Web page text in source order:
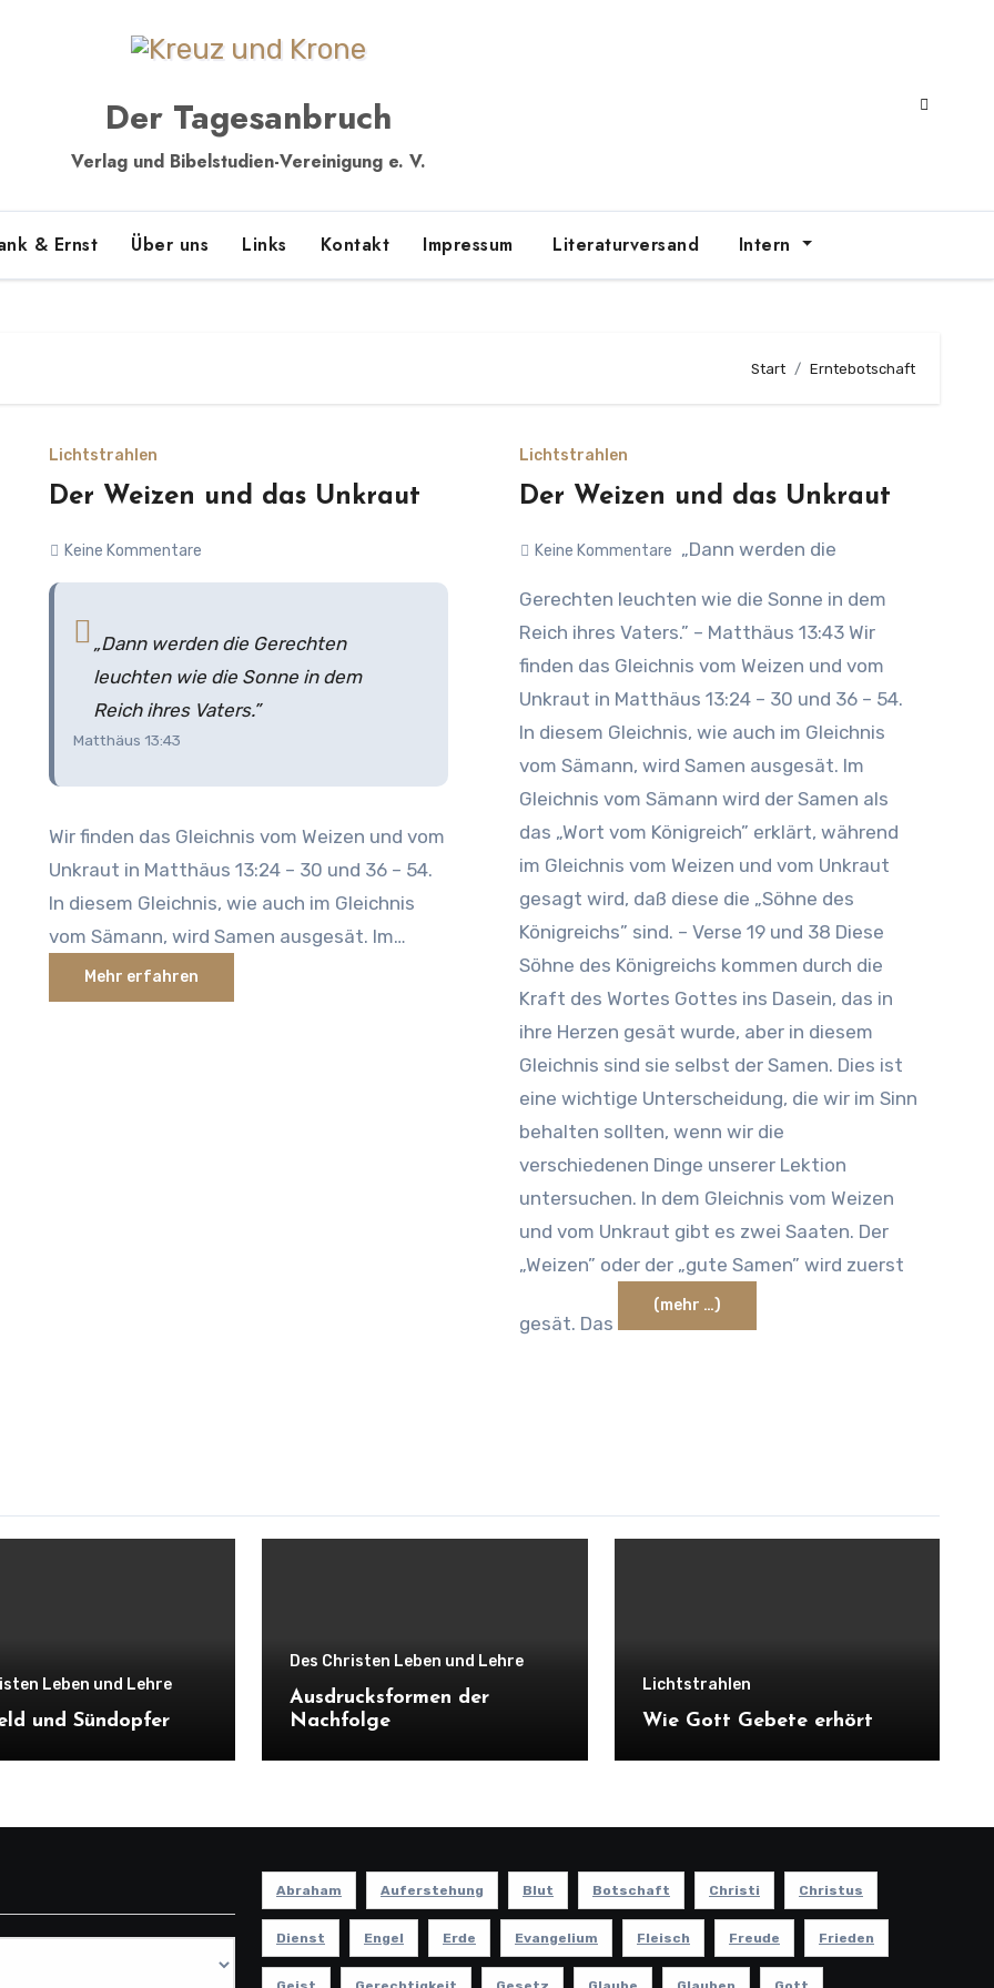
Der Tagesanbruch
Verlag und Bibelstudien-Vereinigung e. V.
& Ernst Über uns Links Kontakt Impressum Literaturversand Intern
Start Erntebotschaft
Lichtstrahlen
Der Weizen und das Unkraut
Keine Kommentare
„Dann werden die Gerechten
leuchten wie die Sonne in dem
Reich ihres Vaters.”
Matthäus 13:43
Wir finden das Gleichnis vom Weizen und vom
Unkraut in Matthäus 13:24 – 30 und 36 – 54.
In diesem Gleichnis, wie auch im Gleichnis
vom Sämann, wird Samen ausgesät. Im
Gleichnis vom Sämann wird der Samen als
das „Wort vom Königreich” erklärt, während
Mehr erfahren
Lichtstrahlen
Der Weizen und das Unkraut
Keine Kommentare „Dann werden die
Gerechten leuchten wie die Sonne in dem
Reich ihres Vaters.” – Matthäus 13:43 Wir
finden das Gleichnis vom Weizen und vom
Unkraut in Matthäus 13:24 – 30 und 36 – 54.
In diesem Gleichnis, wie auch im Gleichnis
vom Sämann, wird Samen ausgesät. Im
Gleichnis vom Sämann wird der Samen als
das „Wort vom Königreich” erklärt, während
im Gleichnis vom Weizen und vom Unkraut
gesagt wird, daß diese die „Söhne des
Königreichs” sind. – Verse 19 und 38 Diese
Söhne des Königreichs kommen durch die
Kraft des Wortes Gottes ins Dasein, das in
ihre Herzen gesät wurde, aber in diesem
Gleichnis sind sie selbst der Samen. Dies ist
eine wichtige Unterscheidung, die wir im Sinn
behalten sollten, wenn wir die
verschiedenen Dinge unserer Lektion
untersuchen. In dem Gleichnis vom Weizen
und vom Unkraut gibt es zwei Saaten. Der
„Weizen” oder der „gute Samen” wird zuerst
gesät. Das
(mehr …)
Leben und Lehre
und Sündopfer
Des Christen Leben und Lehre
Ausdrucksformen der
Nachfolge
Lichtstrahlen
Wie Gott Gebete erhört
Abraham Auferstehung Blut Botschaft Christi Christus
Dienst Engel Erde Evangelium Fleisch Freude Frieden